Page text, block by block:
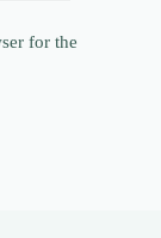
for the